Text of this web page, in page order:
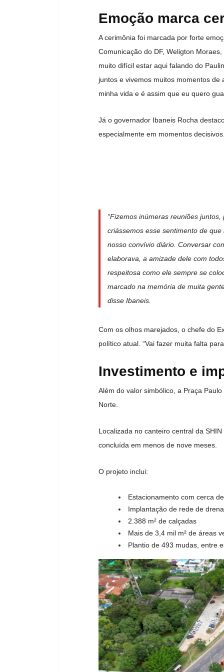
Emoção marca
A cerimônia foi marcada por forte
Comunicação do DF, Weligton
muito difícil estar aqui falando do
juntos e vivemos muitos momentos de
minha vida e é assim que eu quero
Já o governador Ibaneis Rocha
especialmente em momentos
“Fizemos inúmeras reuniões
criássemos esse sentimento de
nosso convívio diário. Conversar
elaborava, a amizade dele com
respeitosa como ele sempre se
marcado na memória de muita
disse Ibaneis.
Com os olhos marejados, o chefe do
político atual. “Vai fazer muita falta
Investimento e
Além do valor simbólico, a Praça
Norte.
Localizada no canteiro central da
concluída em menos de nove meses.
O projeto inclui:
Estacionamento com cerca
Implantação de rede de
2.388 m² de calçadas
Mais de 3,4 mil m² de áreas
Plantio de 493 mudas, entre